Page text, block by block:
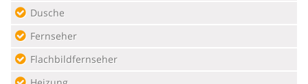
Dusche
Fernseher
Flachbildfernseher